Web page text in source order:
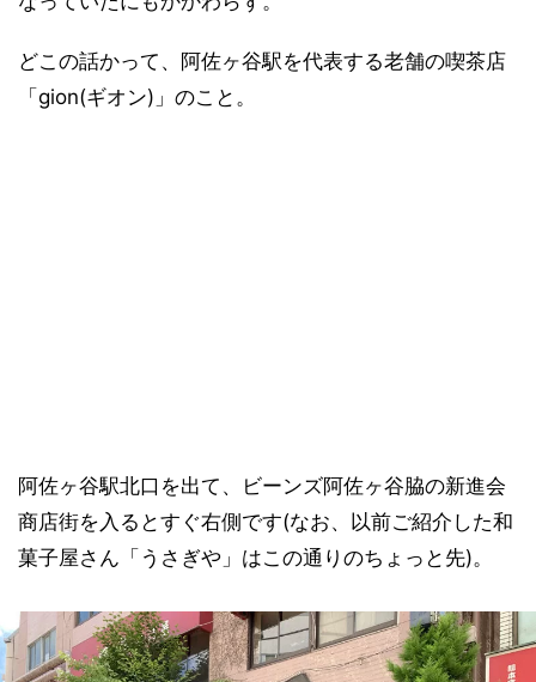
どこの話かって、阿佐ヶ谷駅を代表する老舗の喫茶店
「gion(ギオン)」のこと。
阿佐ヶ谷駅北口を出て、ビーンズ阿佐ヶ谷脇の新進会
商店街を入るとすぐ右側です(なお、以前ご紹介した和
菓子屋さん「うさぎや」はこの通りのちょっと先)。